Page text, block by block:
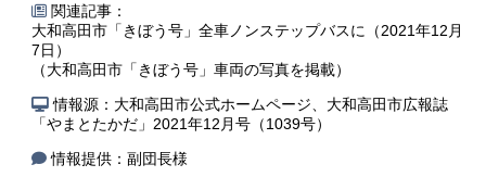
関連記事：
大和高田市「きぼう号」全車ノンステップバスに（2021年12月
7日）
（大和高田市「きぼう号」車両の写真を掲載）
情報源：大和高田市公式ホームページ、大和高田市広報誌
「やまとたかだ」2021年12月号（1039号）
情報提供：副団長様